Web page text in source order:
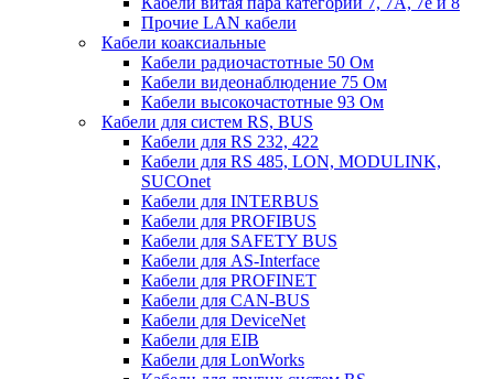
Прочие LAN кабели
Кабели коаксиальные
Кабели радиочастотные 50 Ом
Кабели видеонаблюдение 75 Ом
Кабели высокочастотные 93 Ом
Кабели для систем RS, BUS
Кабели для RS 232, 422
Кабели для RS 485, LON, MODULINK,
SUCOnet
Кабели для INTERBUS
Кабели для PROFIBUS
Кабели для SAFETY BUS
Кабели для AS-Interface
Кабели для PROFINET
Кабели для CAN-BUS
Кабели для DeviceNet
Кабели для EIB
Кабели для LonWorks